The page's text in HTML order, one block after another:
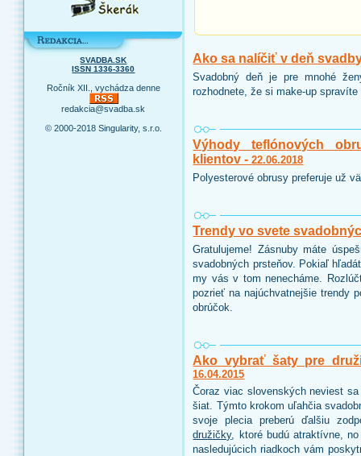
SVADBA.SK
ISSN 1336-3360
Ročník XII., vychádza denne
redakcia@svadba.sk
© 2000-2018 Singularity, s.r.o.
Ako sa nalíčiť v deň
Svadobný deň je pre mnohé
rozhodnete, že si make-up
Výhody teflónových
klientov -22.06.2018
Polyesterové obrusy preferuje už
Trendy vo svete
Gratulujeme! Zásnuby máte
svadobných prsteňov. Pokiaľ
my vás v tom nenecháme.
pozrieť na najúchvatnejšie trendy
obrúčok.
Ako vybrať šaty pre
16.04.2015
Čoraz viac slovenských neviest
šiat. Týmto krokom uľahčia
svoje plecia preberú ďalšiu
družičky, ktoré budú atraktívne,
nasledujúcich riadkoch vám